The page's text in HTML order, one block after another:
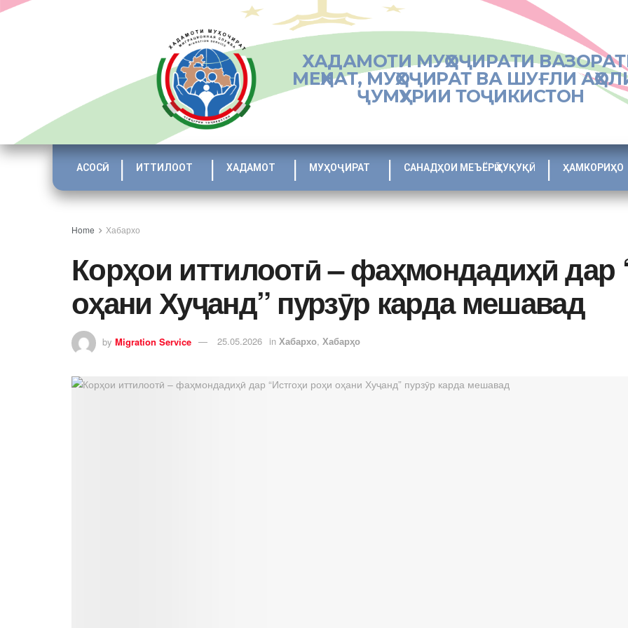
ХАДАМОТИ МУҲОҶИРАТИ
МЕҲНАТ, МУҲОҶИРАТ ВА ШУҒЛИ
ҶУМҲУРИИ ТОҶИКИСТОН
АСОСӢ ИТТИЛООТ ХАДАМОТ МУҲОҶИРАТ САНАДҲОИ МЕЪЁРӢ ҲУҚУҚӢ ҲАМКОРИҲО
Home Хабархо
Корҳои иттилоотӣ – фаҳмондадиҳӣ дар
оҳани Хуҷанд” пурзӯр карда мешавад
by Migration Service 25.05.2026 in Хабархо, Хабарҳо